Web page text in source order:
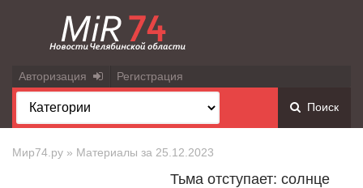
Авторизация Регистрация
Поиск
Мир74.ру » Материалы за 25.12.2023
Тьма отступает: солнце